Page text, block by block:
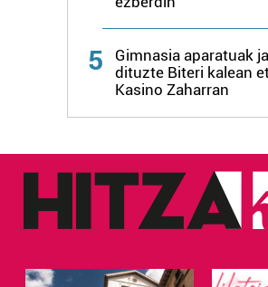
zerbitzuak hobetzeko asmoz, cookie
baliatzen gara. Ohar hau onartuz gero,
5
Gimnasia aparatuak
dituzte Biteri kalean
Kasino Zaharran